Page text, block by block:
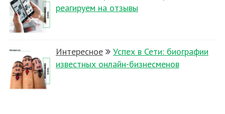
реагируем на отзывы
Интересное
Успех в Сети: биографии
известных онлайн-бизнесменов